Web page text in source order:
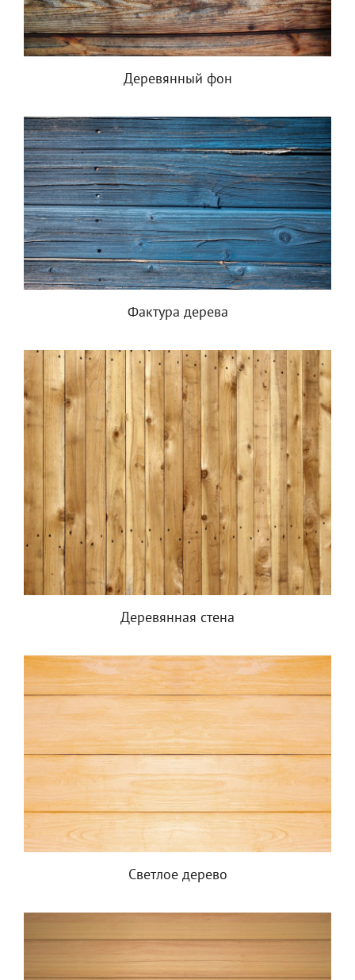
Деревянный фон
Фактура дерева
Деревянная стена
Светлое дерево